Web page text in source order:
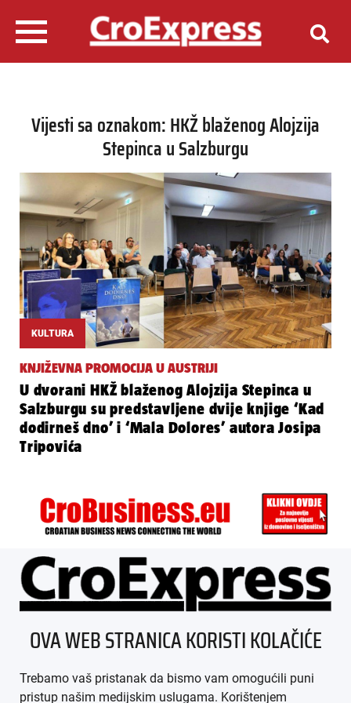
Vijesti sa oznakom: HKŽ blaženog Alojzija
Stepinca u Salzburgu
KULTURA
KNJIŽEVNA PROMOCIJA U AUSTRIJI
U dvorani HKŽ blaženog Alojzija Stepinca u
Salzburgu su predstavljene dvije knjige ‘Kad
dodirneš dno’ i ‘Mala Dolores’ autora Josipa
Tripovića
ÜBER UNS
IMPRESSUM
AGB
OVA WEB STRANICA KORISTI KOLAČIĆE
Trebamo vaš pristanak da bismo vam omogućili puni
pristup našim medijskim uslugama. Korištenjem